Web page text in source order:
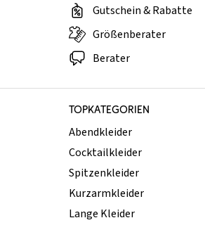
Gutschein & Rabatte
Größenberater
Berater
TOPKATEGORIEN
Abendkleider
Cocktailkleider
Spitzenkleider
Kurzarmkleider
Lange Kleider